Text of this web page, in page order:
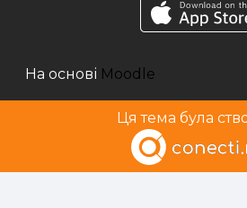
На основі Moodle
Ця тема була